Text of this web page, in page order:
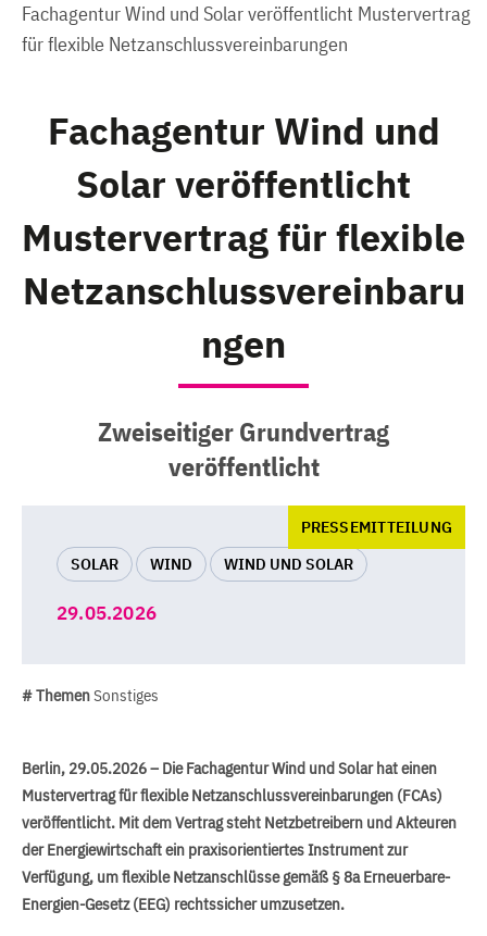
Fachagentur Wind und Solar veröffentlicht Mustervertrag
für flexible Netzanschlussvereinbarungen
Fachagentur Wind und
Solar veröffentlicht
Mustervertrag für flexible
Netzanschlussvereinbaru
ngen
Zweiseitiger Grundvertrag
veröffentlicht
SOLAR WIND WIND UND SOLAR
PRESSEMITTEILUNG
29.05.2026
# ThemenSonstiges
Berlin, 29.05.2026 – Die Fachagentur Wind und Solar hat einen
Mustervertrag für flexible Netzanschlussvereinbarungen (FCAs)
veröffentlicht. Mit dem Vertrag steht Netzbetreibern und Akteuren
der Energiewirtschaft ein praxisorientiertes Instrument zur
Verfügung, um flexible Netzanschlüsse gemäß § 8a Erneuerbare-
Energien-Gesetz (EEG) rechtssicher umzusetzen.